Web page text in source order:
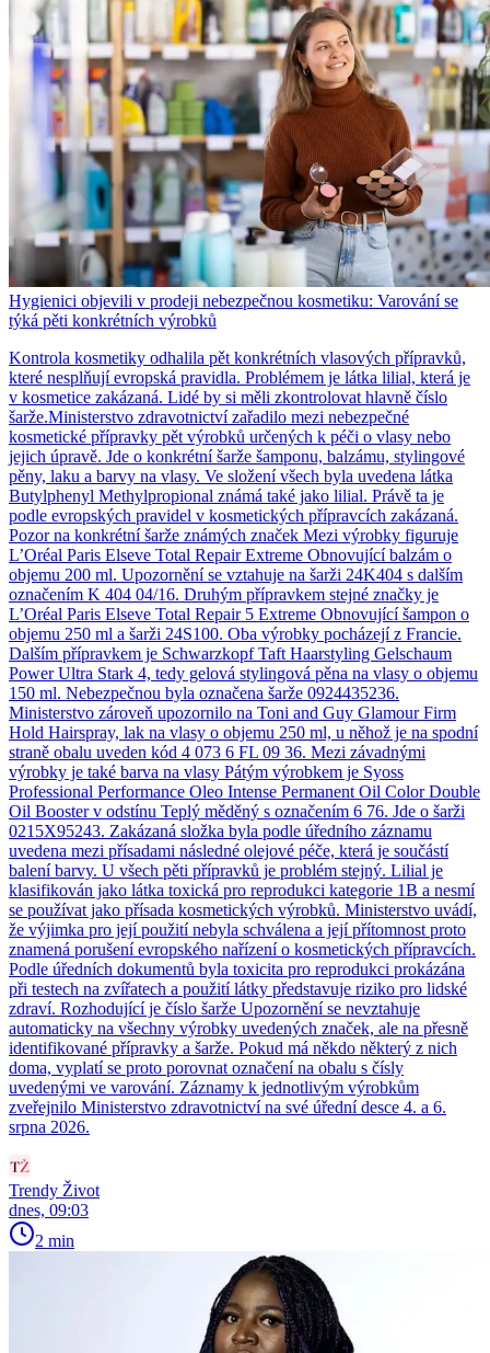
Hygienici objevili v prodeji nebezpečnou kosmetiku: Varování se
týká pěti konkrétních výrobků
Kontrola kosmetiky odhalila pět konkrétních vlasových přípravků,
které nesplňují evropská pravidla. Problémem je látka lilial, která je
v kosmetice zakázaná. Lidé by si měli zkontrolovat hlavně číslo
šarže.Ministerstvo zdravotnictví zařadilo mezi nebezpečné
kosmetické přípravky pět výrobků určených k péči o vlasy nebo
jejich úpravě. Jde o konkrétní šarže šamponu, balzámu, stylingové
pěny, laku a barvy na vlasy. Ve složení všech byla uvedena látka
Butylphenyl Methylpropional známá také jako lilial. Právě ta je
podle evropských pravidel v kosmetických přípravcích zakázaná.
Pozor na konkrétní šarže známých značek Mezi výrobky figuruje
L’Oréal Paris Elseve Total Repair Extreme Obnovující balzám o
objemu 200 ml. Upozornění se vztahuje na šarži 24K404 s dalším
označením K 404 04/16. Druhým přípravkem stejné značky je
L’Oréal Paris Elseve Total Repair 5 Extreme Obnovující šampon o
objemu 250 ml a šarži 24S100. Oba výrobky pocházejí z Francie.
Dalším přípravkem je Schwarzkopf Taft Haarstyling Gelschaum
Power Ultra Stark 4, tedy gelová stylingová pěna na vlasy o objemu
150 ml. Nebezpečnou byla označena šarže 0924435236.
Ministerstvo zároveň upozornilo na Toni and Guy Glamour Firm
Hold Hairspray, lak na vlasy o objemu 250 ml, u něhož je na spodní
straně obalu uveden kód 4 073 6 FL 09 36. Mezi závadnými
výrobky je také barva na vlasy Pátým výrobkem je Syoss
Professional Performance Oleo Intense Permanent Oil Color Double
Oil Booster v odstínu Teplý měděný s označením 6 76. Jde o šarži
0215X95243. Zakázaná složka byla podle úředního záznamu
uvedena mezi přísadami následné olejové péče, která je součástí
balení barvy. U všech pěti přípravků je problém stejný. Lilial je
klasifikován jako látka toxická pro reprodukci kategorie 1B a nesmí
se používat jako přísada kosmetických výrobků. Ministerstvo uvádí,
že výjimka pro její použití nebyla schválena a její přítomnost proto
znamená porušení evropského nařízení o kosmetických přípravcích.
Podle úředních dokumentů byla toxicita pro reprodukci prokázána
při testech na zvířatech a použití látky představuje riziko pro lidské
zdraví. Rozhodující je číslo šarže Upozornění se nevztahuje
automaticky na všechny výrobky uvedených značek, ale na přesně
identifikované přípravky a šarže. Pokud má někdo některý z nich
doma, vyplatí se proto porovnat označení na obalu s čísly
uvedenými ve varování. Záznamy k jednotlivým výrobkům
zveřejnilo Ministerstvo zdravotnictví na své úřední desce 4. a 6.
srpna 2026.
Trendy Život
dnes, 09:03
2 min